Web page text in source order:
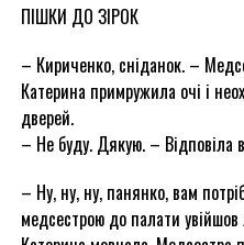
ПІШКИ ДО ЗІРОК
– Кириченко, сніданок. –
Катерина примружила очі і
дверей.
– Не буду. Дякую. – Відповіла
– Ну, ну, ну, панянко, вам
медсестрою до палати увійшов